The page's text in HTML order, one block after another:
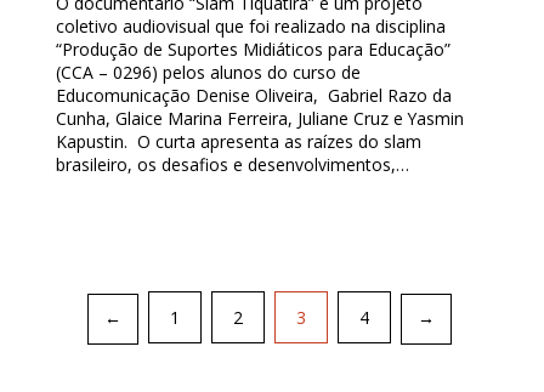
coletivo audiovisual que foi realizado na disciplina
“Produção de Suportes Midiáticos para Educação”
(CCA – 0296) pelos alunos do curso de
Educomunicação Denise Oliveira, Gabriel Razo da
Cunha, Glaice Marina Ferreira, Juliane Cruz e Yasmin
Kapustin. O curta apresenta as raízes do slam
brasileiro, os desafios e desenvolvimentos,…
Paginação
← 1 2 3 4 →